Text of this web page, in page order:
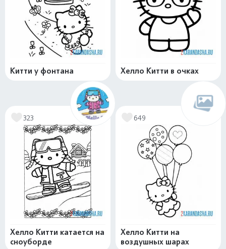
Китти у фонтана Хелло Китти в очках
323
Хелло Китти катается на
сноуборде
649
Хелло Китти на
воздушных шарах